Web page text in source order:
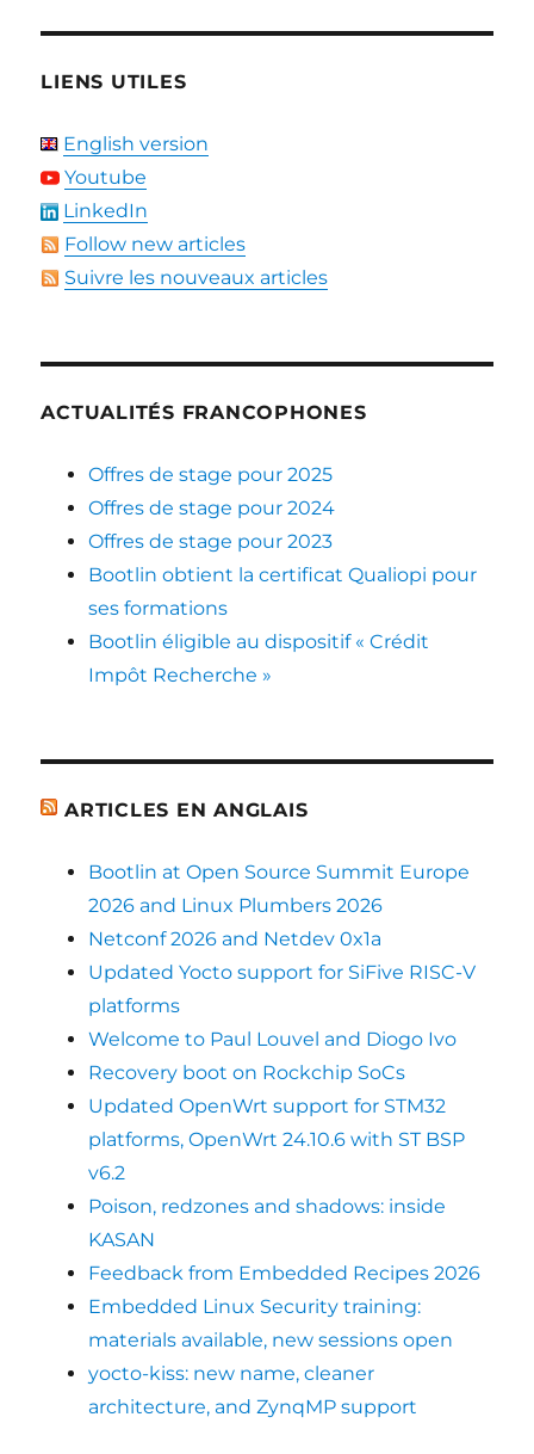
LIENS UTILES
English version
Youtube
LinkedIn
Follow new articles
Suivre les nouveaux articles
ACTUALITÉS FRANCOPHONES
Offres de stage pour 2025
Offres de stage pour 2024
Offres de stage pour 2023
Bootlin obtient la certificat Qualiopi pour
ses formations
Bootlin éligible au dispositif « Crédit
Impôt Recherche »
ARTICLES EN ANGLAIS
Bootlin at Open Source Summit Europe
2026 and Linux Plumbers 2026
Netconf 2026 and Netdev 0x1a
Updated Yocto support for SiFive RISC-V
platforms
Welcome to Paul Louvel and Diogo Ivo
Recovery boot on Rockchip SoCs
Updated OpenWrt support for STM32
platforms, OpenWrt 24.10.6 with ST BSP
v6.2
Poison, redzones and shadows: inside
KASAN
Feedback from Embedded Recipes 2026
Embedded Linux Security training:
materials available, new sessions open
yocto-kiss: new name, cleaner
architecture, and ZynqMP support